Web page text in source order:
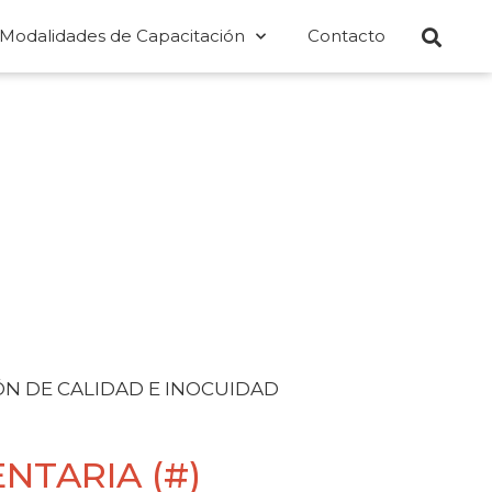
de Capacitación Contacto
DE CALIDAD E INOCUIDAD
(#)